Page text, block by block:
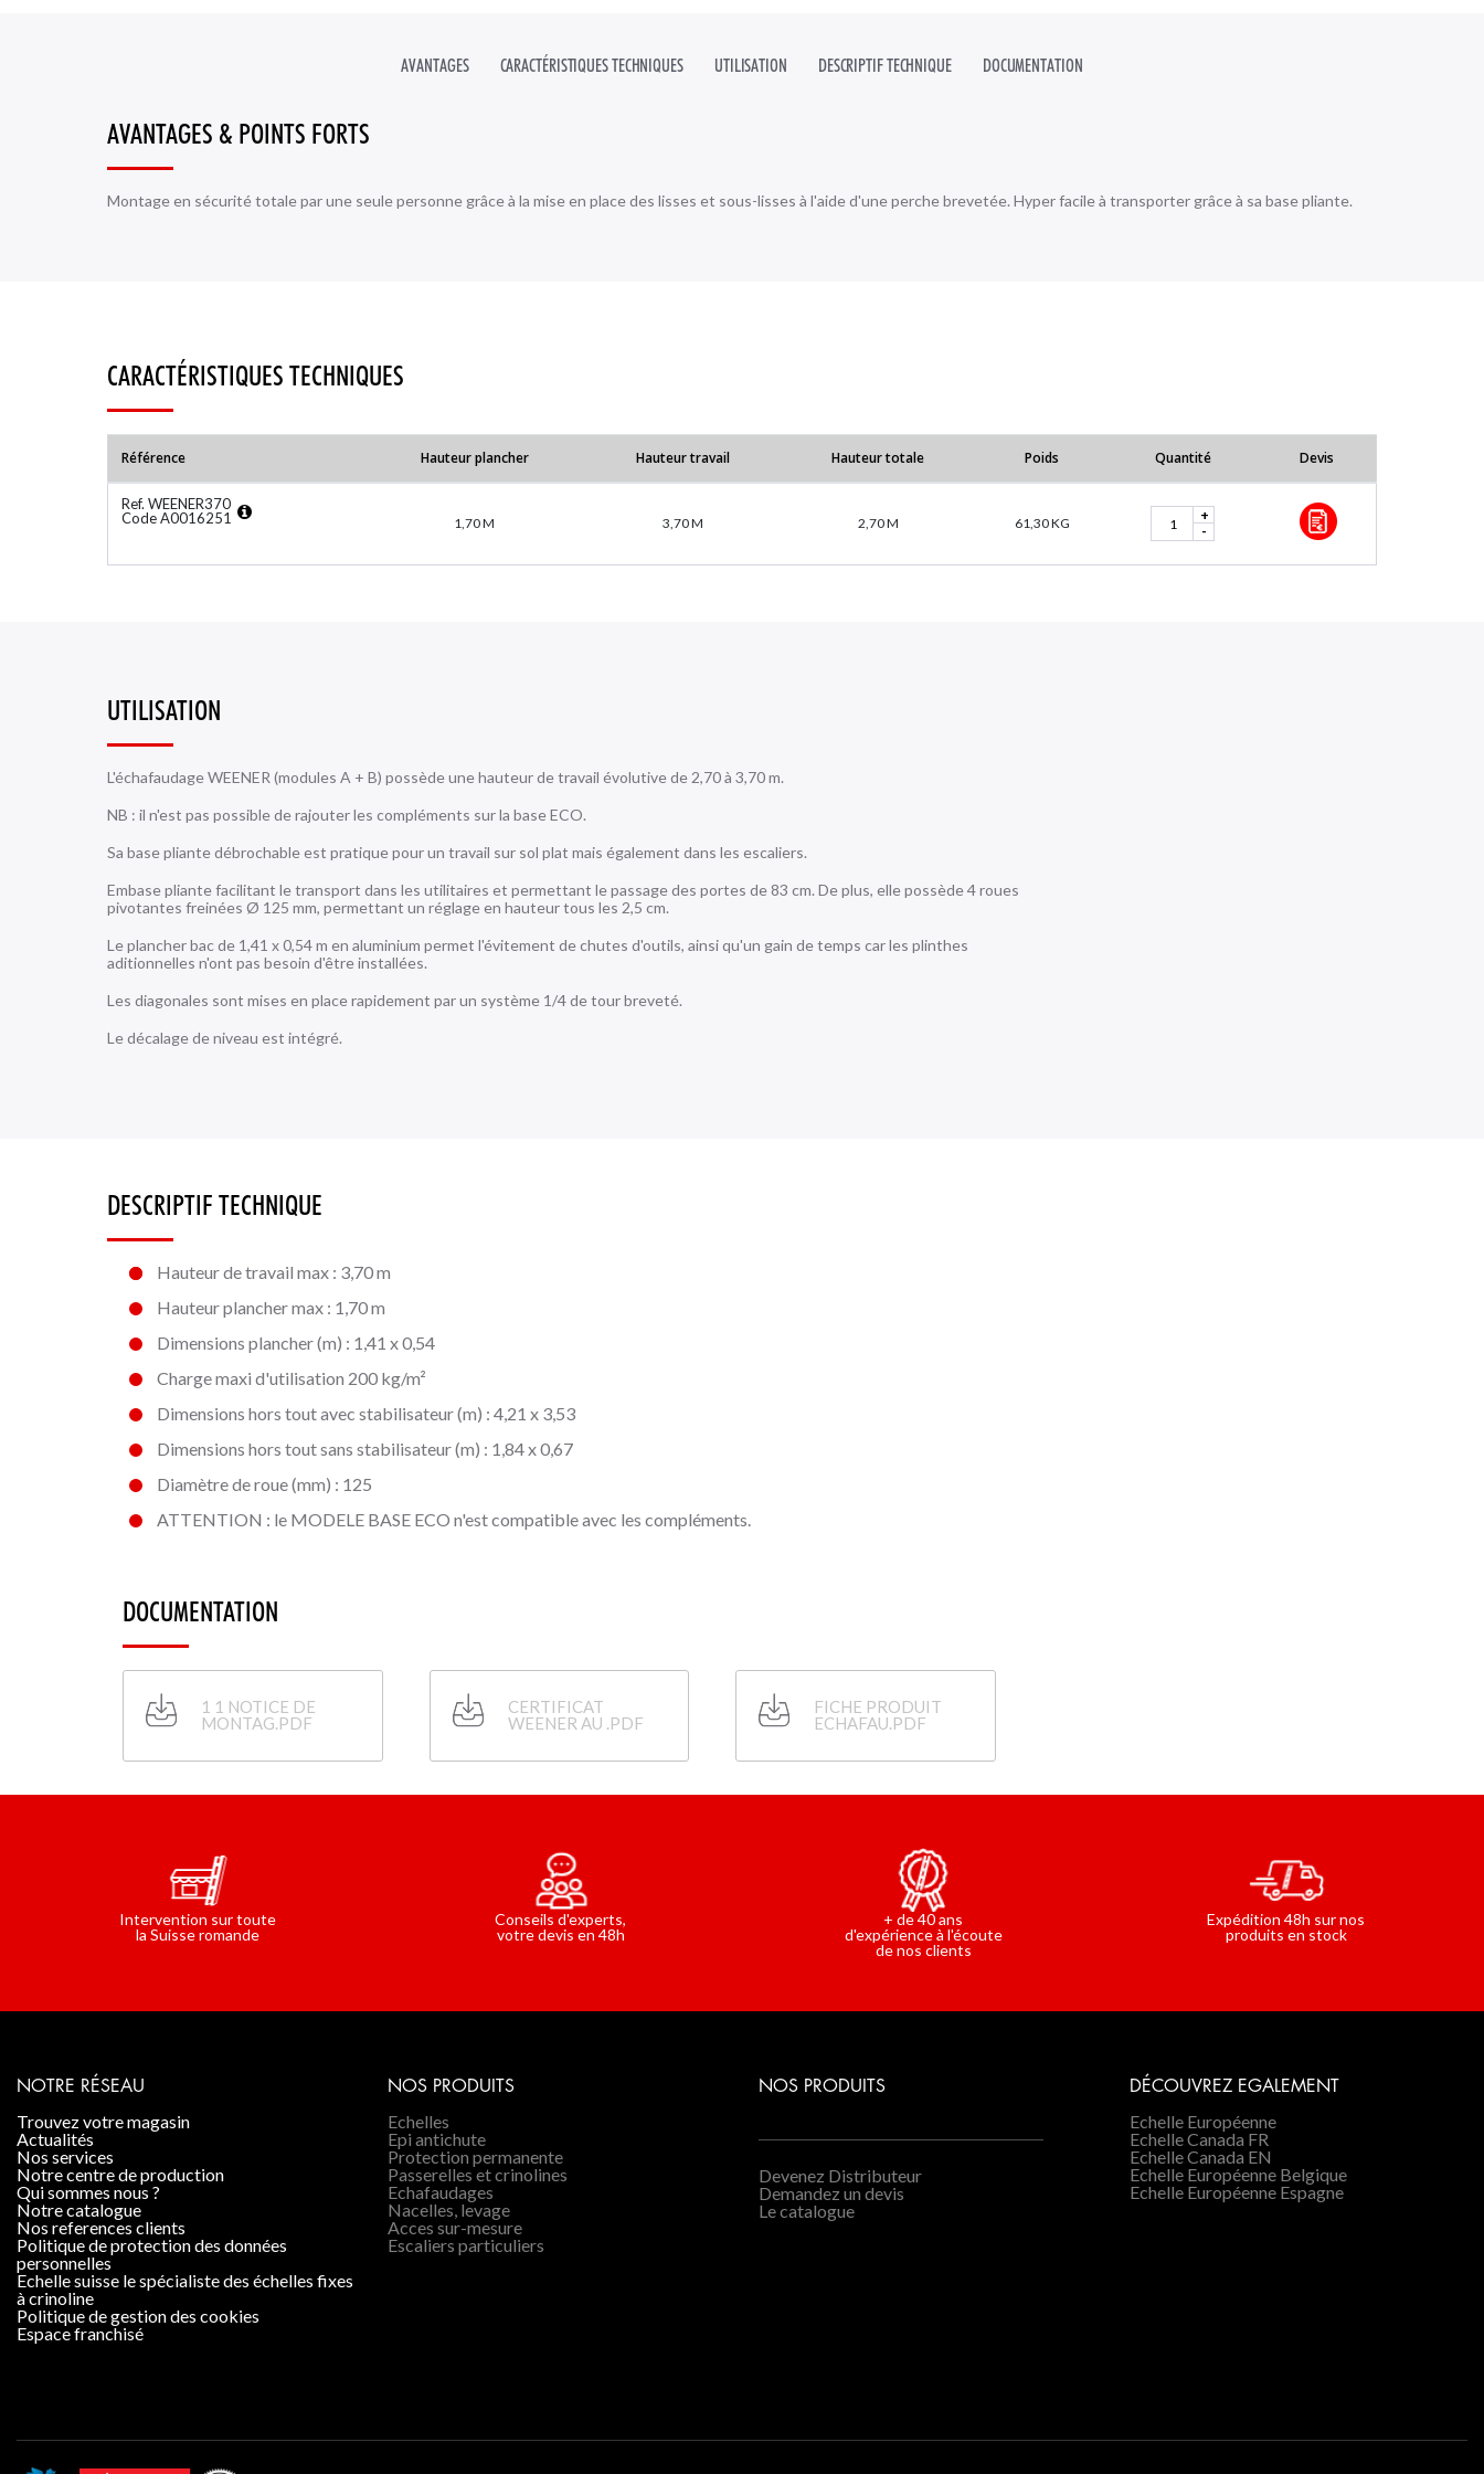
MESURE
BARRIÈRES ÉCLUSES
FILETS ET PROTECTIONS
PLAQUÉES
GARDE-CORPS PROVISOIRES
AVANTAGES CARACTÉRISTIQUES TECHNIQUES UTILISATION DESCRIPTIF TECHNIQUE DOCUMENTATION
AVANTAGES & POINTS FORTS
Montage en sécurité totale par une seule personne grâce à la mise en place des lisses et sous-lisses à l'aide d'une perche brevetée. Hyper facile à transporter grâce à sa base pliante.
CARACTÉRISTIQUES TECHNIQUES
Référence Hauteur plancher Hauteur travail Hauteur totale Poids Quantité Devis
Ref. WEENER370
Code A0016251
1,70 M 3,70 M 2,70 M 61,30 KG +
-
UTILISATION
L'échafaudage WEENER (modules A + B) possède une hauteur de travail évolutive de 2,70 à 3,70 m.
NB : il n'est pas possible de rajouter les compléments sur la base ECO.
Sa base pliante débrochable est pratique pour un travail sur sol plat mais également dans les escaliers.
Embase pliante facilitant le transport dans les utilitaires et permettant le passage des portes de 83 cm. De plus, elle possède 4 roues
pivotantes freinées Ø 125 mm, permettant un réglage en hauteur tous les 2,5 cm.
Le plancher bac de 1,41 x 0,54 m en aluminium permet l'évitement de chutes d'outils, ainsi qu'un gain de temps car les plinthes
aditionnelles n'ont pas besoin d'être installées.
Les diagonales sont mises en place rapidement par un système 1/4 de tour breveté.
Le décalage de niveau est intégré.
DESCRIPTIF TECHNIQUE
Hauteur de travail max : 3,70 m
Hauteur plancher max : 1,70 m
Dimensions plancher (m) : 1,41 x 0,54
Charge maxi d'utilisation 200 kg/m²
Dimensions hors tout avec stabilisateur (m) : 4,21 x 3,53
Dimensions hors tout sans stabilisateur (m) : 1,84 x 0,67
Diamètre de roue (mm) : 125
ATTENTION : le MODELE BASE ECO n'est compatible avec les compléments.
DOCUMENTATION
1 1 NOTICE DE
MONTAG.PDF
CERTIFICAT
WEENER AU .PDF
FICHE PRODUIT
ECHAFAU.PDF
Intervention sur toute
la Suisse romande
Conseils d'experts,
votre devis en 48h
+ de 40 ans
d'expérience à l'écoute
de nos clients
Expédition 48h sur nos
produits en stock
NOTRE RÉSEAU
trouvez votre magasin
actualités
nos services
notre centre de production
qui sommes nous ?
notre catalogue
nos references clients
politique de protection des données
personnelles
echelle suisse le spécialiste des échelles fixes
à crinoline
politique de gestion des cookies
espace franchisé
NOS PRODUITS
Echelles
Epi antichute
Protection permanente
Passerelles et crinolines
Echafaudages
Nacelles, levage
Acces sur-mesure
Escaliers particuliers
NOS PRODUITS
Devenez Distributeur
Demandez un devis
Le catalogue
DÉCOUVREZ EGALEMENT
Echelle Européenne
Echelle Canada FR
Echelle Canada EN
Echelle Européenne Belgique
Echelle Européenne Espagne